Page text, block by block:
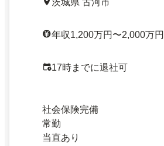
茨城県 古河市
年収1,200万円〜2,000万円
17時までに退社可
社会保険完備
常勤
当直あり